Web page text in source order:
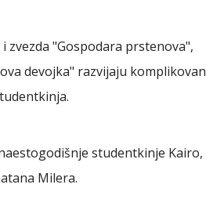
zvezda "Gospodara prstenova",
devojka" razvijaju komplikovan
studentkinje Kairo,
Milera.